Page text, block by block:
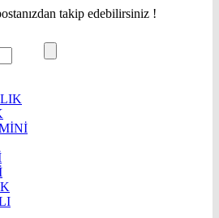
takip edebilirsiniz !